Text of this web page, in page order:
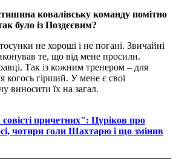
ковалівську команду помітно
було із Поздєєвим?
не хороші і не погані. Звичайні
те, що від мене просили.
Так із кожним тренером – для
когось гірший. У мене є свої
виносити їх на загал.
причетних": Цуріков про
чотири голи Шахтарю і що змінив